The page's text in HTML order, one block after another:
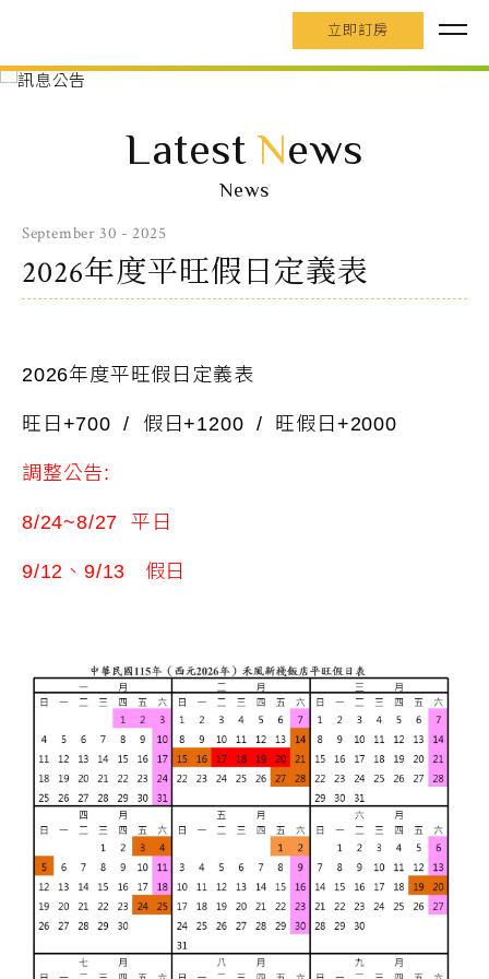
立即訂房
Latest News
News
September 30 - 2025
2026年度平旺假日定義表
2026年度平旺假日定義表
旺日+700 / 假日+1200 / 旺假日+2000
調整公告:
8/24~8/27 平日
9/12、9/13 假日